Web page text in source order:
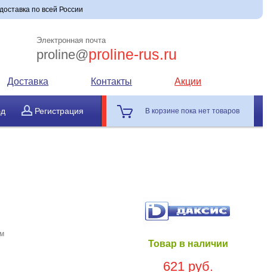
по всей России
Электронная почта
proline@proline-rus.ru
Доставка Контакты Акции
Регистрация В корзине пока нет товаров
Товар в наличии
621 руб.